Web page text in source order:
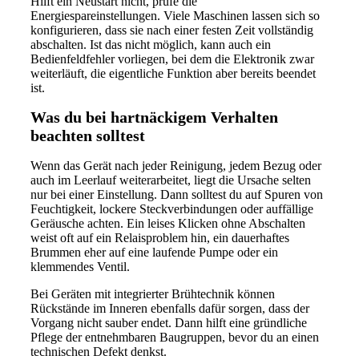
Energiespareinstellungen. Viele Maschinen lassen sich so
konfigurieren, dass sie nach einer festen Zeit vollständig
abschalten. Ist das nicht möglich, kann auch ein
Bedienfeldfehler vorliegen, bei dem die Elektronik zwar
weiterläuft, die eigentliche Funktion aber bereits beendet
ist.
Was du bei hartnäckigem Verhalten
beachten solltest
Wenn das Gerät nach jeder Reinigung, jedem Bezug oder
auch im Leerlauf weiterarbeitet, liegt die Ursache selten
nur bei einer Einstellung. Dann solltest du auf Spuren von
Feuchtigkeit, lockere Steckverbindungen oder auffällige
Geräusche achten. Ein leises Klicken ohne Abschalten
weist oft auf ein Relaisproblem hin, ein dauerhaftes
Brummen eher auf eine laufende Pumpe oder ein
klemmendes Ventil.
Bei Geräten mit integrierter Brühtechnik können
Rückstände im Inneren ebenfalls dafür sorgen, dass der
Vorgang nicht sauber endet. Dann hilft eine gründliche
Pflege der entnehmbaren Baugruppen, bevor du an einen
technischen Defekt denkst.